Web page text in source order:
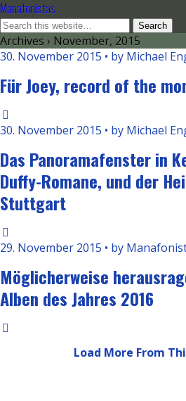
Manafonistas
Archives › November, 2015
30. November 2015 • by Michael
Für Joey, record of the
30. November 2015 • by Michael
Das Panoramafenster in
Duffy-Romane, und der
Stuttgart
29. November 2015 • by
Möglicherweise
Alben des Jahres 2016
Load More From